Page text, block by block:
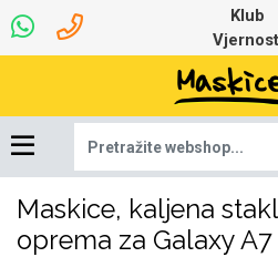
Klub
Maskice, kaljena
oprema za Galaxy A7
Dinamo maskice za
mobitel
Robotski usisavači
Najprodavanije -
TOP 100
Ljetna kolekcija
Univerzalna oprema
za tablet
7.0 - 8.0 inča 8.0
Igračke i ostalo
Selfie Stick
Punjači
Mikrofoni
Pametni Satovi
Auto Kamere
Podloga za miš
Ruksaci i torbice